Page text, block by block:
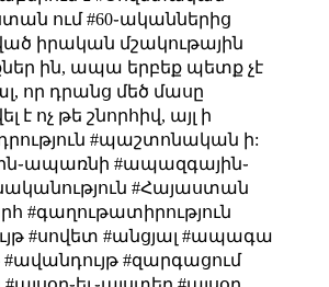
ում #60֊ականներից
իրական մշակութային
ին, ապա երբեք պետք չէ
որ դրանց մեծ մասը
է ոչ թե շնորհիվ, այլ ի
#պաշտոնական ի:
#ապազգային֊
#Հայաստան
#գաղութատիրություն
#սովետ #անցյալ #ապագա
#զարգացում